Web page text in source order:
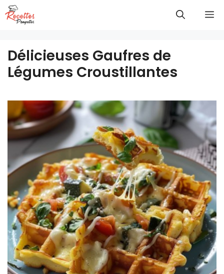
Aller
au
Délicieuses Gaufres de
Légumes Croustillantes